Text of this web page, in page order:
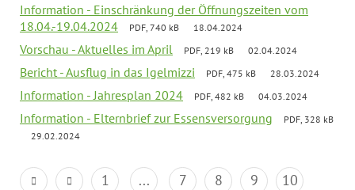
Information - Einschränkung der Öffnungszeiten vom
18.04.-19.04.2024
PDF, 740 kB 18.04.2024
Vorschau - Aktuelles im April PDF, 219 kB 02.04.2024
Bericht - Ausflug in das Igelmizzi PDF, 475 kB 28.03.2024
Information - Jahresplan 2024 PDF, 482 kB 04.03.2024
Information - Elternbrief zur Essensversorgung
PDF, 328 kB
29.02.2024
1 ... 7 8 9
10